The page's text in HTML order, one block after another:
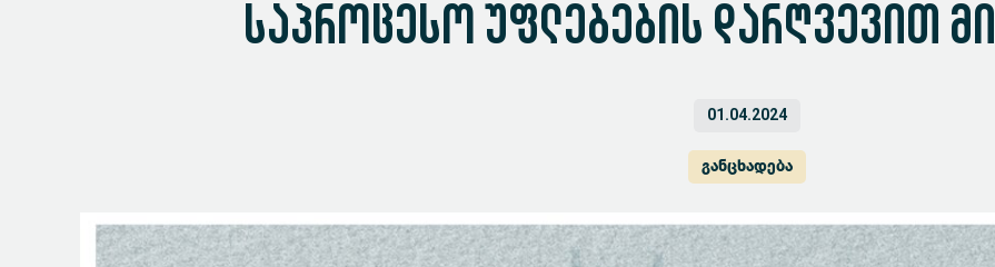
საპროცესო უფლებების დარღვევით
01.04.2024
განცხადება